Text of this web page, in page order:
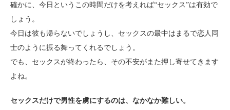
確かに、今日というこの時間だけを考えれば“セックス”は有効で
しょう。
今日は彼も帰らないでしょうし、セックスの最中はまるで恋人同
士のように振る舞ってくれるでしょう。
でも、セックスが終わったら、その不安がまた押し寄せてきます
よね。
セックスだけで男性を虜にするのは、なかなか難しい。